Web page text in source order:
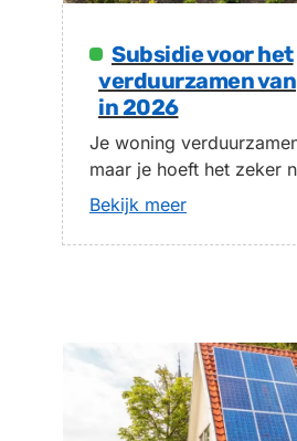
Subsidie voor het
verduurzamen
in 2026
Je woning
maar je hoeft het zeker
betalen. Voor het
je woning bestaan in
verschillende subsidies
vormen van subsidie
verduurzaming op een
we…
Bekijk meer